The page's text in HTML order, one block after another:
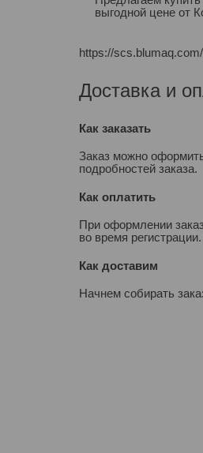
выгодной цене от
https://
Доставка и
Как заказать
Заказ можно
подробностей заказа.
Как оплатить
При оформлении
во время
Как доставим
Начнем собирать